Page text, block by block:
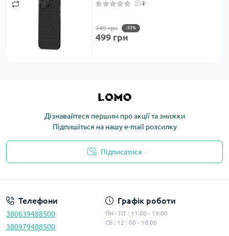
2
749 грн -33%
499 грн
Дізнавайтеся першим про акції та знижки
Підпишіться на нашу e-mail розсилку
Підписатися
Телефони
380639488500
380979488500
Графік роботи
ПН - ПТ : 11:00 - 19:00
СБ : 12 : 00 - 18:00